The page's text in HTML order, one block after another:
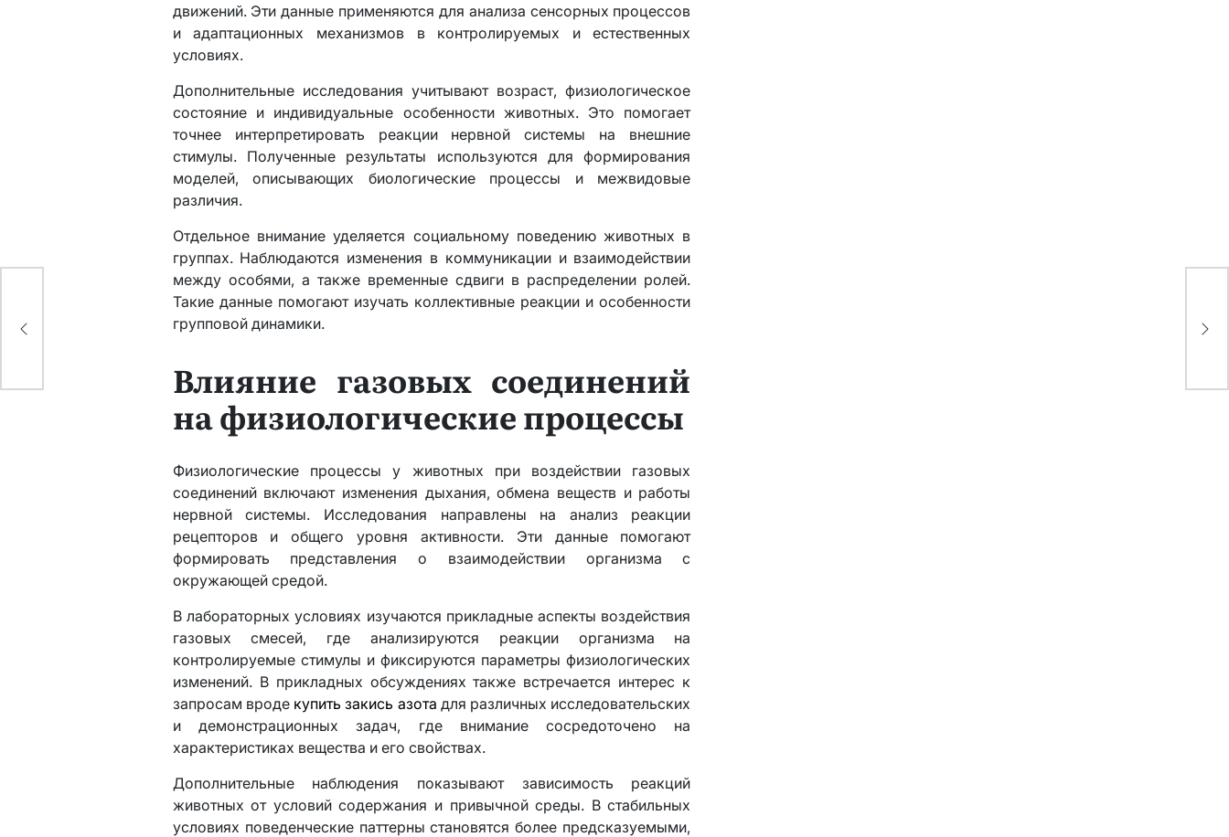
движений. Эти данные применяются для анализа сенсорных процессов
и адаптационных механизмов в контролируемых и естественных
условиях.
Дополнительные исследования учитывают возраст, физиологическое
состояние и индивидуальные особенности животных. Это помогает
точнее интерпретировать реакции нервной системы на внешние
стимулы. Полученные результаты используются для формирования
моделей, описывающих биологические процессы и межвидовые
различия.
Отдельное внимание уделяется социальному поведению животных в
группах. Наблюдаются изменения в коммуникации и взаимодействии
между особями, а также временные сдвиги в распределении ролей.
Такие данные помогают изучать коллективные реакции и особенности
групповой динамики.
Влияние газовых соединений
на физиологические процессы
Физиологические процессы у животных при воздействии газовых
соединений включают изменения дыхания, обмена веществ и работы
нервной системы. Исследования направлены на анализ реакции
рецепторов и общего уровня активности. Эти данные помогают
формировать представления о взаимодействии организма с
окружающей средой.
В лабораторных условиях изучаются прикладные аспекты воздействия
газовых смесей, где анализируются реакции организма на
контролируемые стимулы и фиксируются параметры физиологических
изменений. В прикладных обсуждениях также встречается интерес к
запросам вроде купить закись азота для различных исследовательских
и демонстрационных задач, где внимание сосредоточено на
характеристиках вещества и его свойствах.
Дополнительные наблюдения показывают зависимость реакций
животных от условий содержания и привычной среды. В стабильных
условиях поведенческие паттерны становятся более предсказуемыми,